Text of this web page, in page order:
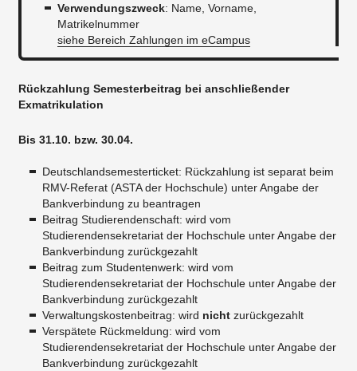
Verwendungszweck: ​Name, Vorname,
Matrikelnummer​
siehe Bereich Zahlungen im eCampus
Rückzahlung Semesterbeitrag bei anschließender
Exmatrikulation
Bis 31.10. bzw. 30.04.
Deutschlandsemesterticket: Rückzahlung ist separat beim
RMV-Referat (ASTA der Hochschule) unter Angabe der
Bankverbindung zu beantragen
Beitrag Studierendenschaft: wird vom
Studierendensekretariat der Hochschule unter Angabe der
Bankverbindung zurückgezahlt
Beitrag zum Studentenwerk: wird vom
Studierendensekretariat der Hochschule unter Angabe der
Bankverbindung zurückgezahlt
Verwaltungskostenbeitrag: wird nicht zurückgezahlt
Verspätete Rückmeldung: wird vom
Studierendensekretariat der Hochschule unter Angabe der
Bankverbindung zurückgezahlt